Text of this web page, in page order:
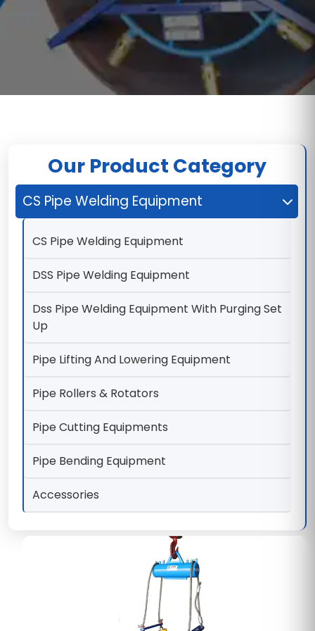
Our Product Category
CS Pipe Welding Equipment
CS Pipe Welding Equipment
DSS Pipe Welding Equipment
Dss Pipe Welding Equipment With Purging Set
Up
Pipe Lifting And Lowering Equipment
Pipe Rollers & Rotators
Pipe Cutting Equipments
Pipe Bending Equipment
Accessories